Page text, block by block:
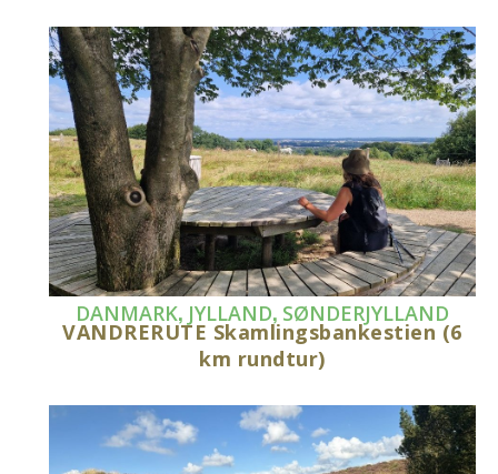
DANMARK, JYLLAND, SØNDERJYLLAND
VANDRERUTE Skamlingsbankestien (6
km rundtur)